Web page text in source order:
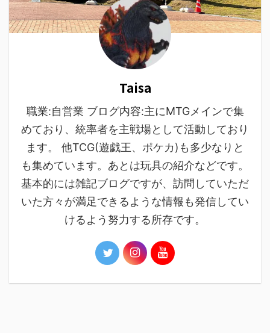
Taisa
職業:自営業 ブログ内容:主にMTGメインで集
めており、統率者を主戦場として活動しており
ます。 他TCG(遊戯王、ポケカ)も多少なりと
も集めています。あとは玩具の紹介などです。
基本的には雑記ブログですが、訪問していただ
いた方々が満足できるような情報も発信してい
けるよう努力する所存です。